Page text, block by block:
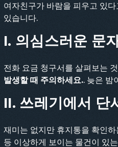
여자친구가 바람을 피우고 있
있습니다.
I. 의심스러운 문
전화 요금 청구서를 살펴보는
발생할 때 주의하세요.. 늦은 밤
II. 쓰레기에서 단
재미는 없지만 휴지통을 확인
등 이상하게 보이는 물건이 있